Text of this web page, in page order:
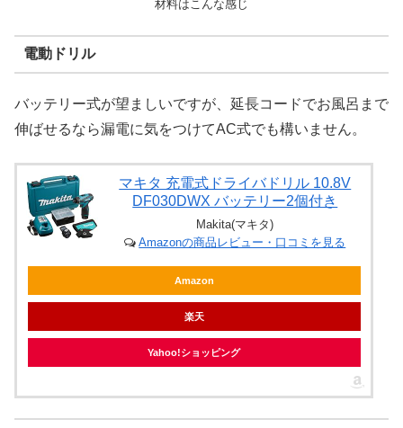
材料はこんな感じ
電動ドリル
バッテリー式が望ましいですが、延長コードでお風呂まで
伸ばせるなら漏電に気をつけてAC式でも構いません。
マキタ 充電式ドライバドリル 10.8V
DF030DWX バッテリー2個付き
Makita(マキタ)
Amazonの商品レビュー・口コミを見る
Amazon
楽天
Yahoo!ショッピング